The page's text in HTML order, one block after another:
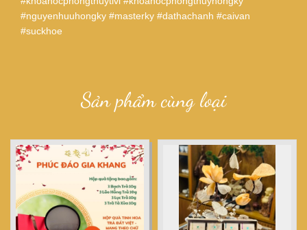
#nguyenhuuhongky #masterky #dathachanh #caivan
#suckhoe
Sản phẩm cùng loại